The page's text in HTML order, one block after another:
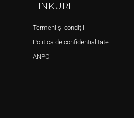
LINKURI
Termeni și condiții
Politica de confidențialitate
ANPC